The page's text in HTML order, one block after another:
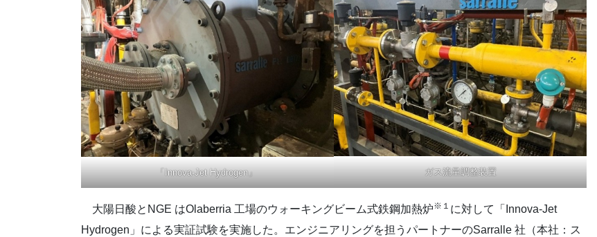
「Innova-Jet Hydrogen」 ガス流量調整装置
大陽日酸とNGE はOlaberria 工場のウォーキングビーム式鉄鋼加熱炉※１ に対して「Innova-Jet
Hydrogen」による実証試験を実施した。エンジニアリングを担うパートナーのSarralle 社（本社：ス